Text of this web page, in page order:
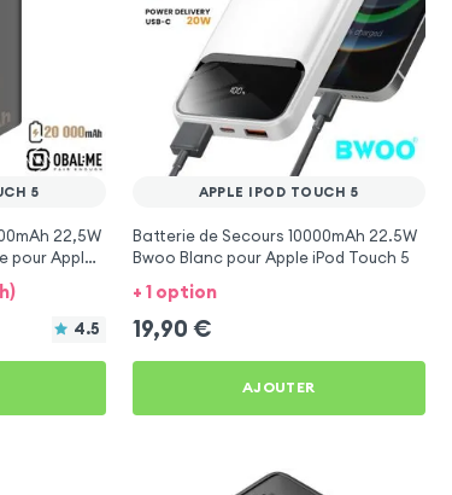
5
22,5W
pour Apple
4.5
APPLE IPOD TOUCH 5
Batterie de Secours 10000mAh 22.5W
Bwoo Blanc pour Apple iPod Touch 5
+ 1 option
19,90 €
AJOUTER